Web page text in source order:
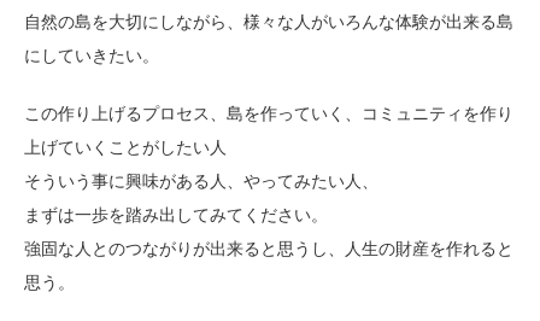
自然の島を大切にしながら、様々な人がいろんな体験が出来る島
にしていきたい。
この作り上げるプロセス、島を作っていく、コミュニティを作り
上げていくことがしたい人
そういう事に興味がある人、やってみたい人、
まずは一歩を踏み出してみてください。
強固な人とのつながりが出来ると思うし、人生の財産を作れると
思う。